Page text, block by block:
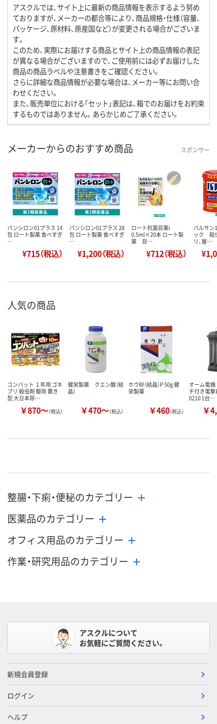
アスクルでは、サイト上に最新の商品情報を表示するよう努め
ておりますが、メーカーの都合等により、商品規格・仕様（容量、
パッケージ、原材料、原産国など）が変更される場合がございま
す。
このため、実際にお届けする商品とサイト上の商品情報の表記
が異なる場合がございますので、ご使用前には必ずお届けした
商品の商品ラベルや注意書きをご確認ください。
さらに詳細な商品情報が必要な場合は、メーカー等にお問い合
わせください。
また、販売単位における「セット」表記は、箱でのお届けをお約束
するものではありません。あらかじめご了承ください。
メーカーからのおすすめ商品 スポンサー
パンシロン01プラス 14
包 ロート製薬 食べすぎ
…
¥715（税込）
パンシロン01プラス 28
包 ロート製薬 食べすぎ
…
¥1,200（税込）
ロート抗菌目薬i
0.5ml×20本 ロート製
薬 目…
¥712（税込）
バルサン
ック 殺
リ、屋…
人気の商品
コンバット １年用 ゴキ
ブリ 殺虫剤 駆除 置き
型 大日本除…
￥870～（税込）
健栄製薬 クエン酸（結
晶）
￥470～（税込）
ホウ砂（結晶）P 50g 健
栄製薬
￥460（税込）
オーム電
チ付き電
0210 1台…
￥
整腸・下痢・便秘のカテゴリー
医薬品のカテゴリー
オフィス用品のカテゴリー
作業・研究用品のカテゴリー
アスクルについて
お気軽にご質問ください。
新規会員登録
ログイン
ヘルプ